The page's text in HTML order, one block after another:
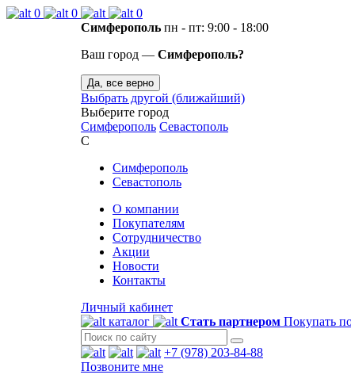
0 0
0
Симферополь пн - пт: 9:00 - 18:00
Ваш город — Симферополь?
Да, все верно
Выбрать другой (ближайший)
Выберите город
Симферополь Севастополь
С
Симферополь
Севастополь
О компании
Покупателям
Сотрудничество
Акции
Новости
Контакты
Личный кабинет
каталог
Стать партнером Покупать
+7 (978) 203-84-88
Позвоните мне